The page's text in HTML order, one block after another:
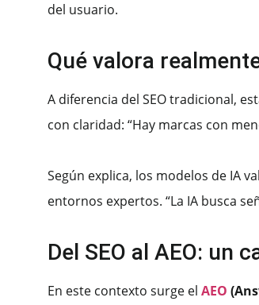
del usuario.
Qué valora
A diferencia del SEO tradicional,
con claridad: “Hay marcas con
Según explica, los modelos de IA
entornos expertos. “La IA busca
Del SEO al AEO: un
En este contexto surge el AEO